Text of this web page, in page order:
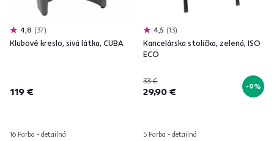
4,8 37
Klubové kreslo, sivá látka, CUBA
119 €
16 Farba - detailná
4,5 13
Kancelárska stolička, zelená, ISO
ECO
33 €
29,90 € -9%
5 Farba - detailná